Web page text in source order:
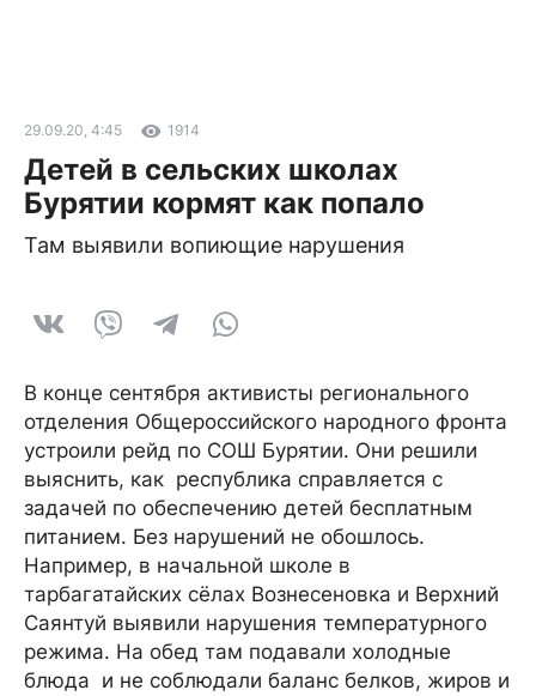
29.09.20, 4:45 1914
Детей в сельских школах
Бурятии кормят как попало
Там выявили вопиющие нарушения
В конце сентября активисты регионального
отделения Общероссийского народного фронта
устроили рейд по СОШ Бурятии. Они решили
выяснить, как республика справляется с
задачей по обеспечению детей бесплатным
питанием. Без нарушений не обошлось.
Например, в начальной школе в
тарбагатайских сёлах Вознесеновка и Верхний
Саянтуй выявили нарушения температурного
режима. На обед там подавали холодные
блюда и не соблюдали баланс белков, жиров и